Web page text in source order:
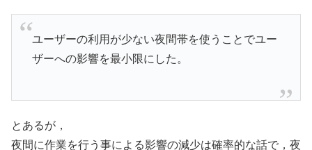
ユーザーの利用が少ない夜間帯を使うことでユー
ザーへの影響を最小限にした。
とあるが，
夜間に作業を行う事による影響の減少は確率的な話で，夜